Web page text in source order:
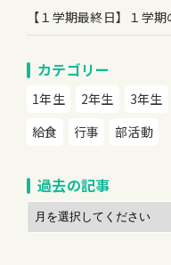
【１学期最終日】１学
カテゴリー
1年生 2年生 3年生
給食
行事 部活動
過去の記事